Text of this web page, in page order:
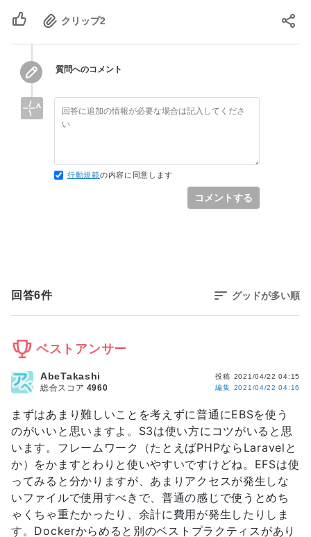
クリップ2
質問へのコメント
行動規範の内容に同意します
コメントする
回答6件 グッドが多い順
ベストアンサー
まずはあまり難しいことを考えずに普通にEBSを使う
のがいいと思いますよ。S3は使い方にコツがいると思
います。フレームワーク（たとえばPHPならLaravelと
か）をかますとわりと使いやすいですけどね。EFSは使
ってみると分かりますが、あまりアクセスが発生しな
いファイルで使用すべきで、普通の感じで使うとめち
ゃくちゃ重たかったり、余計に費用が発生したりしま
す。Dockerからめると別のベストプラクティスがあり
投稿 2021/04/22 04:15
編集 2021/04/22 04:16
AbeTakashi
総合スコア 4960